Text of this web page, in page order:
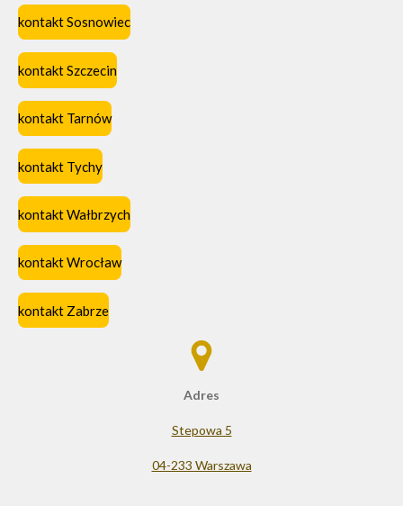
kontakt Sosnowiec
kontakt Szczecin
kontakt Tarnów
kontakt Tychy
kontakt Wałbrzych
kontakt Wrocław
kontakt Zabrze
Adres
Stepowa 5
04-233 Warszawa